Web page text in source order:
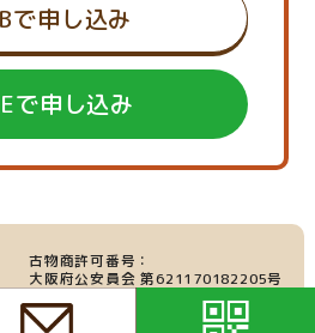
で申し込み
で申し込み
古物商許可番号：
大阪府公安員会 第621170182205号
大阪府許可番号 第219695号